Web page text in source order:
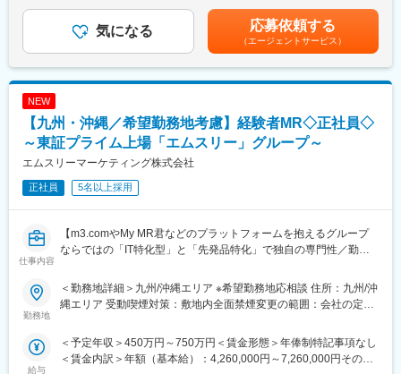
す。
変更の範囲：本文参照
医師、薬剤師に課題解決するための医薬品情報を提供、副作用情
報を収集を行っていただきます。
《具体的には...》
■新薬のプロモーション
■ジェネリック医薬品のプロモーション
※プロジェクトの状況によっては、選考保留（ご紹介できるプロジ
ェクトが出るまで保留）となる場合もございますのであらかじめ
ご認識の程よろしくお願いします※
【魅力ポイント】
初任地希望だけでなく、エリアを跨いでの転勤はないため、転勤
負担が軽減できます。2ndプロジェクト以降も希望や適性に応じ
■キャリアの選択肢を広げる働き方：
スペシャリティ領域への挑戦、新薬PJなど市場価値を高める機
を通じて、その時々に応じたプロジェクトを提示するなどフレキ
シブルにキャリアが形成できます。その他、本社部門（マネージ
年間最大40万円※ただし支給条件有。賃金はあくまでも目安の金
額であり、選考を通じて上下する可能性があります。月給(月額)は
固定手当を含めた表記です。
気になる 応募依頼する
（エージェントサービス）
NEW
【九州・沖縄／希望勤務地考慮】経験者MR◇正社員◇
～東証プライム上場「エムスリー」グループ～
エムスリーマーケティング株式会社
正社員 5名以上採用
仕事内容
【m3.comやMy MR君などのプラットフォームを抱えるグループ
ならではの「IT特化型」と「先発品特化」で独自の専門性／勤務
製薬企業向けのマーケティング／販促事業を展開する当社にて、
MRを募集致します。
入社後、クライアントである製薬企業でのMR活動に従事いただき
ます。
勤務地
＜勤務地詳細＞九州/沖縄エリア ※希望勤務地応相談 住所：九州/沖
縄エリア 受動喫煙対策：敷地内全面禁煙変更の範囲：会社の定め
給与
＜予定年収＞450万円～750万円＜賃金形態＞年俸制特記事項なし
＜賃金内訳＞年額（基本給）：4,260,000円～7,260,000円その他